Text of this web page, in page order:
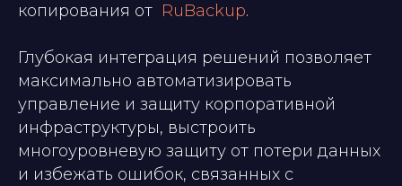
копирования от RuBackup.
Глубокая интеграция решений позволяет
максимально автоматизировать
управление и защиту корпоративной
инфраструктуры, выстроить
многоуровневую защиту от потери данных
и избежать ошибок, связанных с